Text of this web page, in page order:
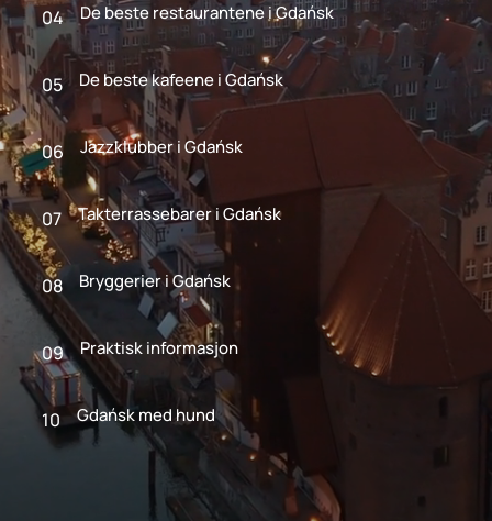
04 De beste restaurantene i Gdańsk
05 De beste kafeene i Gdańsk
06 Jazzklubber i Gdańsk
07 Takterrassebarer i Gdańsk
08 Bryggerier i Gdańsk
09 Praktisk informasjon
10 Gdańsk med hund